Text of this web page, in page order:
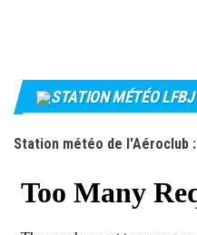
STATION MÉTÉO LFBJ
Station météo de l'Aéroclub :